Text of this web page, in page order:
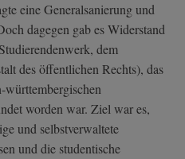
eine Generalsanierung und
dagegen gab es Widerstand
dem
des öffentlichen Rechts), das
württembergischen
worden war. Ziel war es,
und selbstverwaltete
und die studentische